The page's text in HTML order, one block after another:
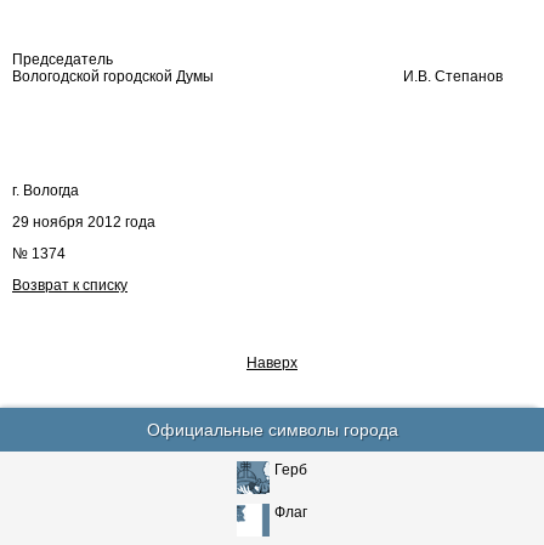
Председатель
Вологодской городской Думы
И.В. Степанов
г. Вологда
29 ноября 2012 года
№ 1374
Возврат к списку
Наверх
Официальные символы города
Герб
Флаг